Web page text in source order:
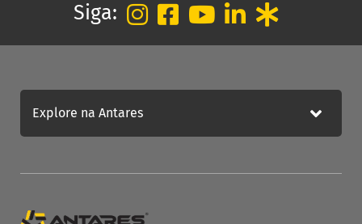
Siga:
Explore na Antares
PRODUTOS ANTARES